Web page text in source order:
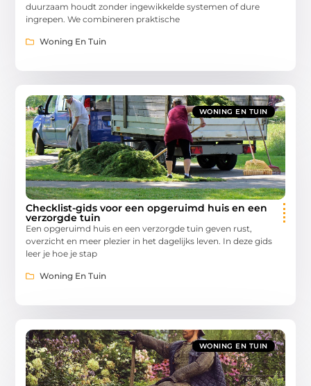
duurzaam houdt zonder ingewikkelde systemen of dure
ingrepen. We combineren praktische
Woning En Tuin
WONING EN TUIN
Checklist-gids voor een opgeruimd huis en een
verzorgde tuin
Een opgeruimd huis en een verzorgde tuin geven rust,
overzicht en meer plezier in het dagelijks leven. In deze gids
leer je hoe je stap
Woning En Tuin
WONING EN TUIN